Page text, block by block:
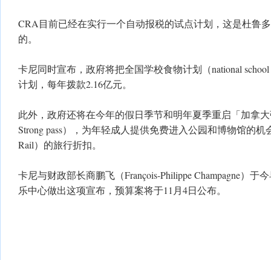
CRA目前已经在实行一个自动报税的试点计划，这是杜鲁
的。
卡尼同时宣布，政府将把全国学校食物计划（national
计划，每年拨款2.16亿元。
此外，政府还将在今年的假日季节和明年夏季重启「加拿大
Strong pass），为年轻成人提供免费进入公园和博物馆的
Rail）的旅行折扣。
卡尼与财政部长商鹏飞（François-Philippe Champagne）于
乐中心做出这项宣布，预算案将于11月4日公布。